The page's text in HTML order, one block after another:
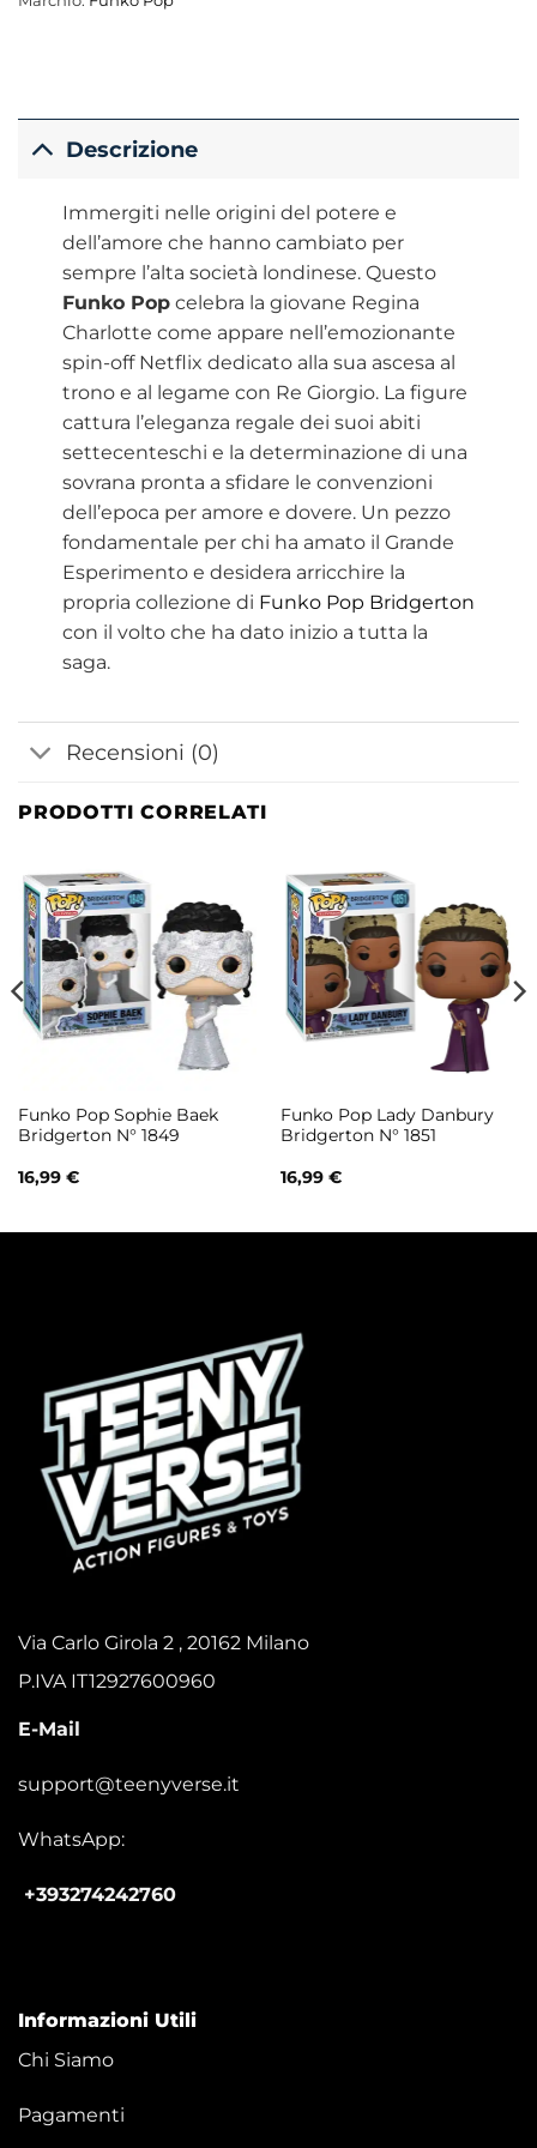
Descrizione
Immergiti nelle origini del potere e
dell’amore che hanno cambiato per
sempre l’alta società londinese. Questo
Funko Popcelebra la giovane Regina
Charlotte come appare nell’emozionante
spin-off Netflix dedicato alla sua ascesa al
trono e al legame con Re Giorgio. La figure
cattura l’eleganza regale dei suoi abiti
settecenteschi e la determinazione di una
sovrana pronta a sfidare le convenzioni
dell’epoca per amore e dovere. Un pezzo
fondamentale per chi ha amato il Grande
Esperimento e desidera arricchire la
propria collezione di Funko Pop Bridgerton
con il volto che ha dato inizio a tutta la
saga.
Recensioni (0)
PRODOTTI CORRELATI
Funko Pop Sophie Baek
Bridgerton N° 1849
16,99 €
Funko Pop Lady Danbury
Bridgerton N° 1851
16,99 €
Via Carlo Girola 2 , 20162 Milano
P.IVA IT12927600960
E-Mail
support@teenyverse.it
WhatsApp:
+393274242760
Informazioni Utili
Chi Siamo
Pagamenti